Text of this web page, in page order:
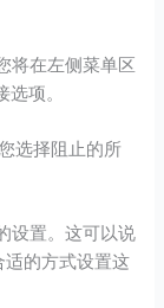
将在左侧菜单区
项。
选择阻止的所
设置。这可以说
的方式设置这